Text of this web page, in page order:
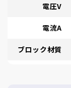
電圧V
電流A
ブロック材質